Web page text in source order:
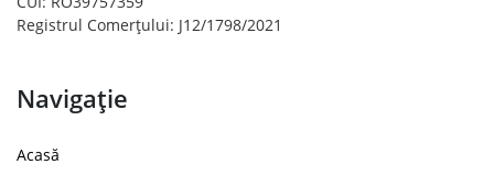
Registrul Comerțului: J12/1798/2021
Navigație
Acasă